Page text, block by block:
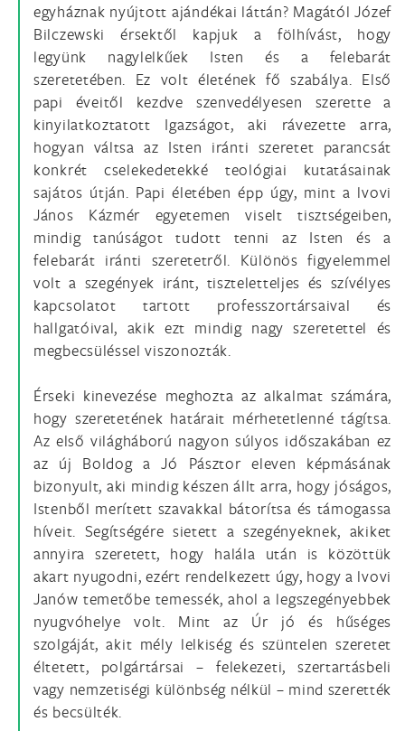
egyháznak nyújtott ajándékai láttán? Magától Józef
Bilczewski érsektől kapjuk a fölhívást, hogy
legyünk nagylelkűek Isten és a felebarát
szeretetében. Ez volt életének fő szabálya. Első
papi éveitől kezdve szenvedélyesen szerette a
kinyilatkoztatott Igazságot, aki rávezette arra,
hogyan váltsa az Isten iránti szeretet parancsát
konkrét cselekedetekké teológiai kutatásainak
sajátos útján. Papi életében épp úgy, mint a lvovi
János Kázmér egyetemen viselt tisztségeiben,
mindig tanúságot tudott tenni az Isten és a
felebarát iránti szeretetről. Különös figyelemmel
volt a szegények iránt, tiszteletteljes és szívélyes
kapcsolatot tartott professzortársaival és
hallgatóival, akik ezt mindig nagy szeretettel és
megbecsüléssel viszonozták.
Érseki kinevezése meghozta az alkalmat számára,
hogy szeretetének határait mérhetetlenné tágítsa.
Az első világháború nagyon súlyos időszakában ez
az új Boldog a Jó Pásztor eleven képmásának
bizonyult, aki mindig készen állt arra, hogy jóságos,
Istenből merített szavakkal bátorítsa és támogassa
híveit. Segítségére sietett a szegényeknek, akiket
annyira szeretett, hogy halála után is közöttük
akart nyugodni, ezért rendelkezett úgy, hogy a lvovi
Janów temetőbe temessék, ahol a legszegényebbek
nyugvóhelye volt. Mint az Úr jó és hűséges
szolgáját, akit mély lelkiség és szüntelen szeretet
éltetett, polgártársai – felekezeti, szertartásbeli
vagy nemzetiségi különbség nélkül – mind szerették
és becsülték.